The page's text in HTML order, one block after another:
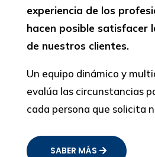
experiencia de los
hacen posible satisfacer
de nuestros clientes.
Un equipo dinámico y
evalúa las circunstancias
cada persona que solicita
SABER MÁS